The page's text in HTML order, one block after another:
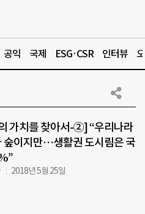
공익 국제 ESG·CSR 인터뷰
가치를 찾아서-②] “우리나라
숲이지만…생활권 도시림은 국
2018년 5월 25일